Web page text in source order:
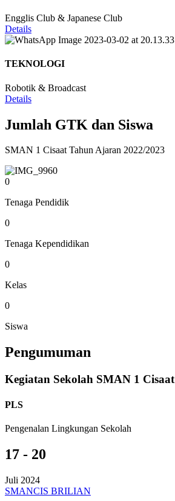
Engglis Club & Japanese Club
Details
TEKNOLOGI
Robotik & Broadcast
Details
Jumlah GTK dan Siswa
SMAN 1 Cisaat Tahun Ajaran 2022/2023
0
Tenaga Pendidik
0
Tenaga Kependidikan
0
Kelas
0
Siswa
Pengumuman
Kegiatan Sekolah SMAN 1 Cisaat
PLS
Pengenalan Lingkungan Sekolah
17 - 20
Juli 2024
SMANCIS BRILIAN